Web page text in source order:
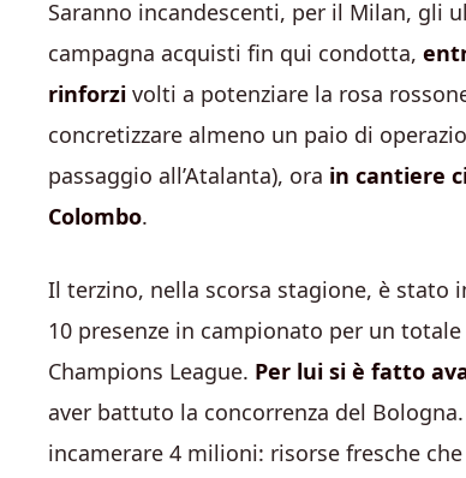
Saranno incandescenti, per il Milan, gli
campagna acquisti fin qui condotta,
rinforzi volti a potenziare la rosa
concretizzare almeno un paio di
passaggio all’Atalanta), ora in cantiere
Colombo.
Il terzino, nella scorsa stagione, è stato
10 presenze in campionato per un
Champions League. Per lui si è fatto
aver battuto la concorrenza del
incamerare 4 milioni: risorse fresche